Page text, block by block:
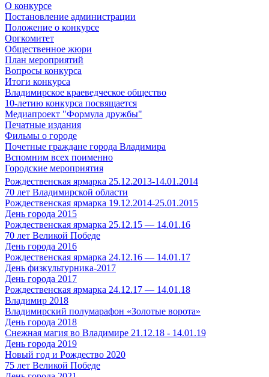
О конкурсе
Постановление администрации
Положение о конкурсе
Оргкомитет
Общественное жюри
План мероприятий
Вопросы конкурса
Итоги конкурса
Владимирское краеведческое общество
10-летию конкурса посвящается
Медиапроект "Формула дружбы"
Печатные издания
Фильмы о городе
Почетные граждане города Владимира
Вспомним всех поименно
Городские мероприятия
Рождественская ярмарка 25.12.2013-14.01.2014
70 лет Владимирской области
Рождественская ярмарка 19.12.2014-25.01.2015
День города 2015
Рождественская ярмарка 25.12.15 — 14.01.16
70 лет Великой Победе
День города 2016
Рождественская ярмарка 24.12.16 — 14.01.17
День физкультурника-2017
День города 2017
Рождественская ярмарка 24.12.17 — 14.01.18
Владимир 2018
Владимирский полумарафон «Золотые ворота»
День города 2018
Снежная магия во Владимире 21.12.18 - 14.01.19
День города 2019
Новый год и Рождество 2020
75 лет Великой Победе